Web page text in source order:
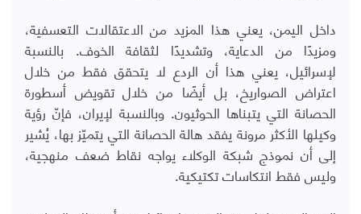
داخل اليمن، يعني هذا المزيد من الاعتقالات التعسفية،
ومزيدًا من الدعاية، وتشديدًا لثقافة الخوف. بالنسبة
لإسرائيل، يعني هذا أن الردع لا يتحقق فقط من خلال
اعتراض الصواريخ، بل أيضًا من خلال تقويض أسطورة
الحصانة التي يتبناها الحوثيون. وبالنسبة لإيران، فإنّ رؤية
وكيلها الأكثر مرونة يفقد هالة الحصانة التي يتميّز بها، يُشير
إلى أن نموذج شبكة الوكلاء يواجه نقاط ضعف منهجية،
وليس فقط انتكاسات تكتيكية.